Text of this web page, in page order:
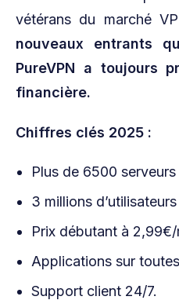
vétérans du marché
nouveaux entrants
PureVPN a toujours
financière.
Chiffres clés 2025 :
Plus de 6500
3 millions
Prix débutant à 2,99€/
Applications sur
Support client 24/7.